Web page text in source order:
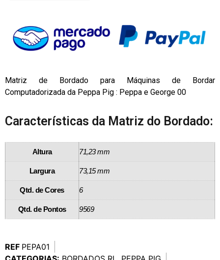
Matriz de Bordado para Máquinas de Bordar
Computadorizada da Peppa Pig : Peppa e George 00
Características da Matriz do Bordado:
Altura 71,23 mm
Largura 73,15 mm
Qtd. de Cores 6
Qtd. de Pontos 9569
REF PEPA01